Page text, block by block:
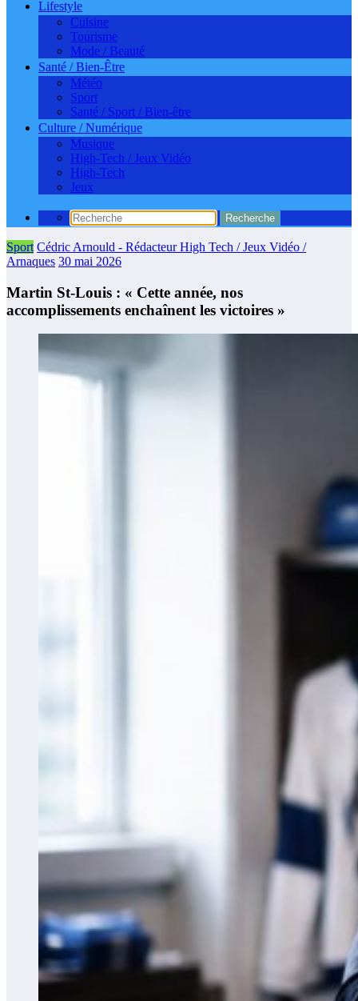
Lifestyle
Cuisine
Tourisme
Mode / Beauté
Santé / Bien-Être
Météo
Sport
Santé / Sport / Bien-être
Culture / Numérique
Musique
High-Tech / Jeux Vidéo
High-Tech
Jeux
Sport Cédric Arnould - Rédacteur High Tech / Jeux Vidéo /
Arnaques 30 mai 2026
Martin St-Louis : « Cette année, nos
accomplissements enchaînent les victoires »